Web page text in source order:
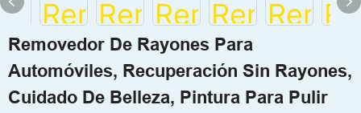
Removedor De Rayones Para
Automóviles, Recuperación Sin Rayones,
Cuidado De Belleza, Pintura Para Pulir